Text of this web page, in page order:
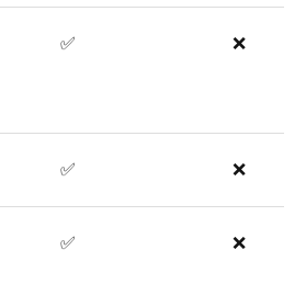
✅ ❌
✅ ❌
✅ ❌